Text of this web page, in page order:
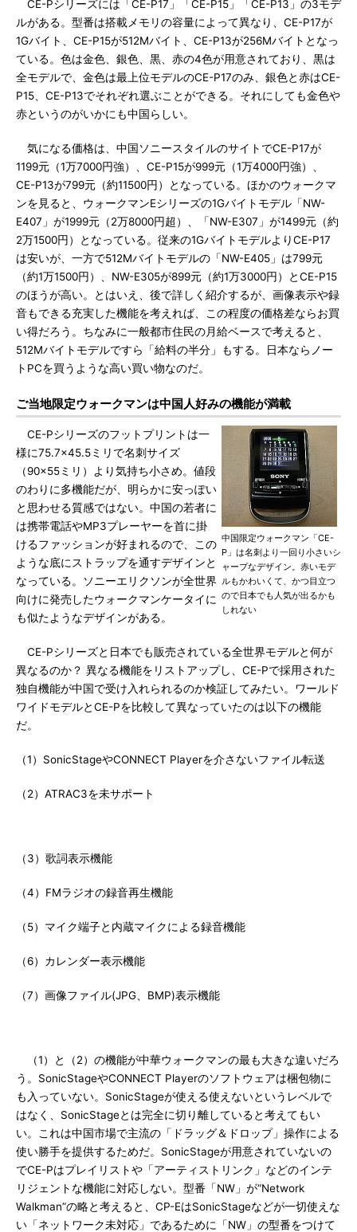
CE-Pシリーズには「CE-P17」「CE-P15」「CE-P13」の3モデ
ルがある。型番は搭載メモリの容量によって異なり、CE-P17が
1Gバイト、CE-P15が512Mバイト、CE-P13が256Mバイトとなっ
ている。色は金色、銀色、黒、赤の4色が用意されており、黒は
全モデルで、金色は最上位モデルのCE-P17のみ、銀色と赤はCE-
P15、CE-P13でそれぞれ選ぶことができる。それにしても金色や
赤というのがいかにも中国らしい。
気になる価格は、中国ソニースタイルのサイトでCE-P17が
1199元（1万7000円強）、CE-P15が999元（1万4000円強）、
CE-P13が799元（約11500円）となっている。ほかのウォークマ
ンを見ると、ウォークマンEシリーズの1Gバイトモデル「NW-
E407」が1999元（2万8000円超）、「NW-E307」が1499元（約
2万1500円）となっている。従来の1GバイトモデルよりCE-P17
は安いが、一方で512Mバイトモデルの「NW-E405」は799元
（約1万1500円）、NW-E305が899元（約1万3000円）とCE-P15
のほうが高い。とはいえ、後で詳しく紹介するが、画像表示や録
音もできる充実した機能を考えれば、この程度の価格差ならお買
い得だろう。ちなみに一般都市住民の月給ベースで考えると、
512Mバイトモデルですら「給料の半分」もする。日本ならノー
トPCを買うような高い買い物なのだ。
ご当地限定ウォークマンは中国人好みの機能が満載
中国限定ウォークマン「CE-
P」は名刺より一回り小さいシ
ャープなデザイン。赤いモデ
ルもかわいくて、かつ目立つ
ので日本でも人気が出るかも
しれない
CE-Pシリーズのフットプリントは一
様に75.7×45.5ミリで名刺サイズ
（90×55ミリ）より気持ち小さめ。値段
のわりに多機能だが、明らかに安っぽい
と思わせる質感ではない。中国の若者に
は携帯電話やMP3プレーヤーを首に掛
けるファッションが好まれるので、この
ような底にストラップを通すデザインと
なっている。ソニーエリクソンが全世界
向けに発売したウォークマンケータイに
も似たようなデザインがある。
CE-Pシリーズと日本でも販売されている全世界モデルと何が
異なるのか？ 異なる機能をリストアップし、CE-Pで採用された
独自機能が中国で受け入れられるのか検証してみたい。ワールド
ワイドモデルとCE-Pを比較して異なっていたのは以下の機能
だ。
（1）SonicStageやCONNECT Playerを介さないファイル転送
（2）ATRAC3を未サポート
（3）歌詞表示機能
（4）FMラジオの録音再生機能
（5）マイク端子と内蔵マイクによる録音機能
（6）カレンダー表示機能
（7）画像ファイル(JPG、BMP)表示機能
（1）と（2）の機能が中華ウォークマンの最も大きな違いだろ
う。SonicStageやCONNECT Playerのソフトウェアは梱包物に
も入っていない。SonicStageが使える使えないというレベルで
はなく、SonicStageとは完全に切り離していると考えてもい
い。これは中国市場で主流の「ドラッグ＆ドロップ」操作による
使い勝手を提供するためだ。SonicStageが用意されていないの
でCE-Pはプレイリストや「アーティストリンク」などのインテ
リジェントな機能に対応しない。型番「NW」が“Network
Walkman”の略と考えると、CP-EはSonicStageなどが一切使えな
い「ネットワーク未対応」であるために「NW」の型番をつけて